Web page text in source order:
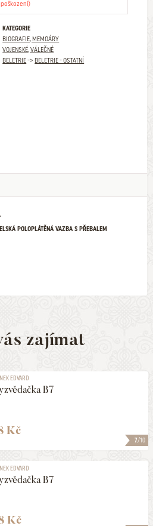
KATEGORIE
BIOGRAFIE, MEMOÁRY
VOJENSKÉ, VÁLEČNÉ
BELETRIE->BELETRIE - OSTATNÍ
POLOPLÁTĚNÁ VAZBA S PŘEBALEM
zajímat
7/10
EDVARD
B7
Kč
EDVARD
B7
Kč